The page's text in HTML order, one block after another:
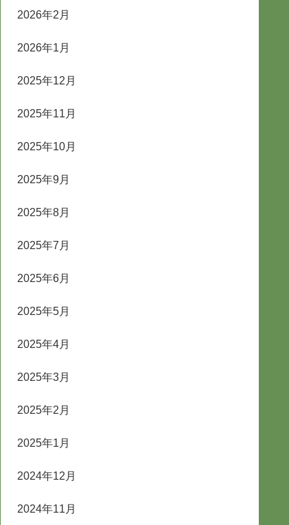
2026年2月
2026年1月
2025年12月
2025年11月
2025年10月
2025年9月
2025年8月
2025年7月
2025年6月
2025年5月
2025年4月
2025年3月
2025年2月
2025年1月
2024年12月
2024年11月